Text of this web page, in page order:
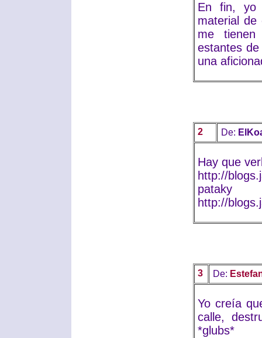
En fin, yo
material de
me
estantes
una
2 De:
Hay que
http://
pataky
http://
3 De:
Yo creía
calle,
*glubs*